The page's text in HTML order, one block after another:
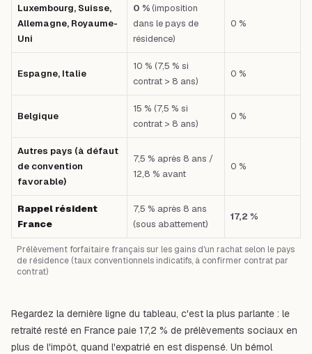
Prélèvement forfaitaire français sur les gains d'un rachat selon le pays
de résidence (taux conventionnels indicatifs, à confirmer contrat par
contrat)
Luxembourg, Suisse,
Allemagne, Royaume-
Uni
0 %(imposition
dans le pays de
résidence)
0 %
Espagne, Italie
10 % (7,5 % si
contrat > 8 ans)
0 %
Belgique
15 % (7,5 % si
contrat > 8 ans)
0 %
Autres pays (à défaut
de convention
favorable)
7,5 % après 8 ans /
12,8 % avant
0 %
Rappel résident
France
7,5 % après 8 ans
(sous abattement)
17,2 %
Regardez la dernière ligne du tableau, c'est la plus parlante : le
retraité resté en France paie 17,2 % de prélèvements sociaux en
plus de l'impôt, quand l'expatrié en est dispensé. Un bémol